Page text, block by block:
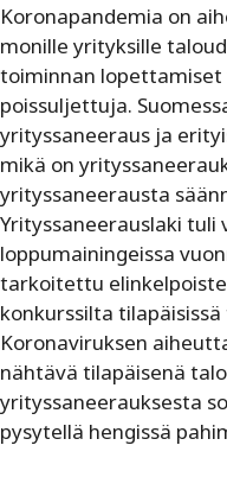
Koronapandemia on
monille yrityksille
toiminnan
poissuljettuja.
yrityssaneeraus ja
mikä on
yrityssaneerausta
Yrityssaneerauslaki tuli
loppumainingeissa
tarkoitettu
konkurssilta
Koronaviruksen
nähtävä tilapäisenä
yrityssaneerauksesta
pysytellä hengissä